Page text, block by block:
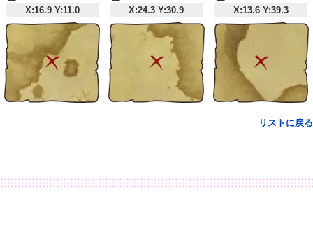
X:16.9 Y:11.0 X:24.3 Y:30.9 X:13.6 Y:39.3
リストに戻る